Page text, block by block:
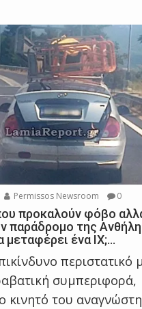
Permissos Newsroom 0
προκαλούν φόβο
παράδρομο της
μεταφέρει ένα ΙΧ;…
περιστατικό
συμπεριφορά,
κινητό του